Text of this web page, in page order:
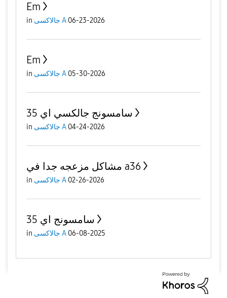
Em
in جالاكسى A 06-23-2026
Em
in جالاكسى A 05-30-2026
سامسونج جالكسي اي 35
in جالاكسى A 04-24-2026
مشاكل مزعجه جدا في a36
in جالاكسى A 02-26-2026
سامسونج اي 35
in جالاكسى A 06-08-2025